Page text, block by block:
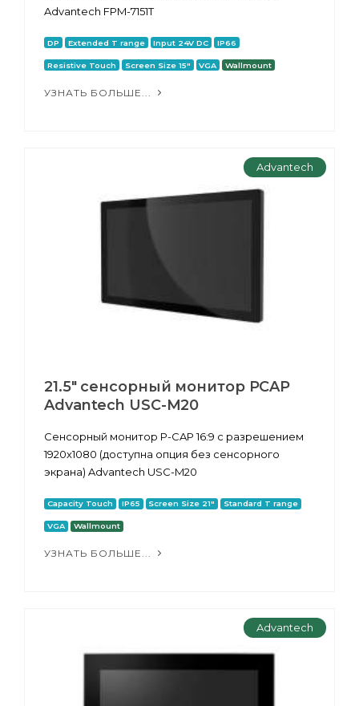
Advantech FPM-7151T
DP Extended T range Input 24V DC IP66
Resistive Touch Screen Size 15" VGA Wallmount
УЗНАТЬ БОЛЬШЕ...
Advantech
21.5" сенсорный монитор PCAP
Advantech USC-M20
Сенсорный монитор P-CAP 16:9 с разрешением
1920x1080 (доступна опция без сенсорного
экрана) Advantech USC-M20
Capacity Touch IP65 Screen Size 21" Standard T range
VGA Wallmount
УЗНАТЬ БОЛЬШЕ...
Advantech